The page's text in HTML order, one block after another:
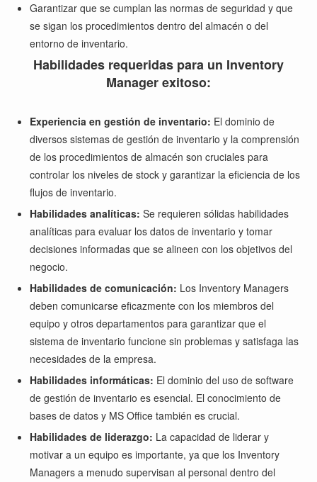
Garantizar que se cumplan las normas de seguridad y que
se sigan los procedimientos dentro del almacén o del
entorno de inventario.
Habilidades requeridas para un Inventory
Manager exitoso:
Experiencia en gestión de inventario: El dominio de
diversos sistemas de gestión de inventario y la comprensión
de los procedimientos de almacén son cruciales para
controlar los niveles de stock y garantizar la eficiencia de los
flujos de inventario.
Habilidades analíticas: Se requieren sólidas habilidades
analíticas para evaluar los datos de inventario y tomar
decisiones informadas que se alineen con los objetivos del
negocio.
Habilidades de comunicación: Los Inventory Managers
deben comunicarse eficazmente con los miembros del
equipo y otros departamentos para garantizar que el
sistema de inventario funcione sin problemas y satisfaga las
necesidades de la empresa.
Habilidades informáticas: El dominio del uso de software
de gestión de inventario es esencial. El conocimiento de
bases de datos y MS Office también es crucial.
Habilidades de liderazgo: La capacidad de liderar y
motivar a un equipo es importante, ya que los Inventory
Managers a menudo supervisan al personal dentro del